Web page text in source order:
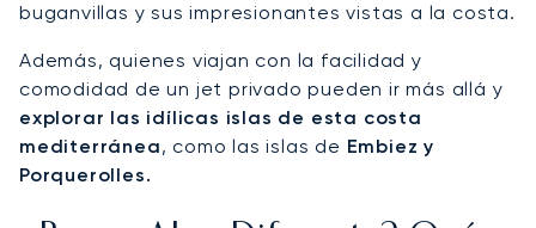
buganvillas y sus impresionantes vistas a la costa.
Además, quienes viajan con la facilidad y
comodidad de un jet privado pueden ir más allá y
explorar las idílicas islas de esta costa
mediterránea, como las islas de Embiez y
Porquerolles.